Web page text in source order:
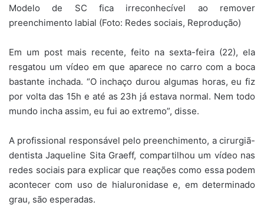
Modelo de SC fica irreconhecível ao remover
preenchimento labial (Foto: Redes sociais, Reprodução)
Em um post mais recente, feito na sexta-feira (22), ela
resgatou um vídeo em que aparece no carro com a boca
bastante inchada. “O inchaço durou algumas horas, eu fiz
por volta das 15h e até as 23h já estava normal. Nem todo
mundo incha assim, eu fui ao extremo”, disse.
A profissional responsável pelo preenchimento, a cirurgiã-
dentista Jaqueline Sita Graeff, compartilhou um vídeo nas
redes sociais para explicar que reações como essa podem
acontecer com uso de hialuronidase e, em determinado
grau, são esperadas.